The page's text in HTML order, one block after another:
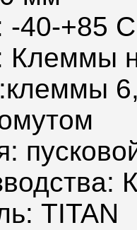
-40-+85 С
Клеммы
TITAN